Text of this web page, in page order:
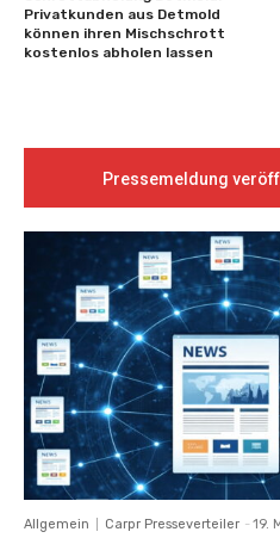
Privatkunden aus Detmold
können ihren Mischschrott
kostenlos abholen lassen
Pressemeldung
Allgemein Carpr Presseverteiler - 19.